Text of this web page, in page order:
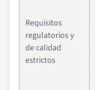
Requisitos
regulatorios y
de calidad
estrictos